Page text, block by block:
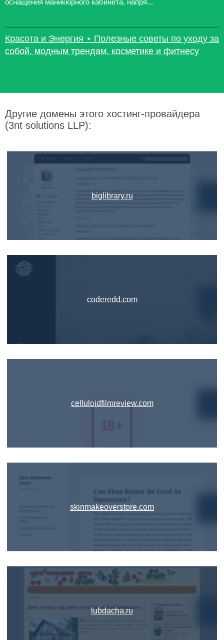
оснащения маникюрного кабинета, напря...
Красота и Энергия ⋆ Полезные советы по уходу за
собой, модным трендам, косметике и фитнесу
Другие домены этого хостинг-провайдера
(3nt solutions LLP):
biglibrary.ru
coderedd.com
celluloidfilmreview.com
skinmakeoverstore.com
lubdacha.ru